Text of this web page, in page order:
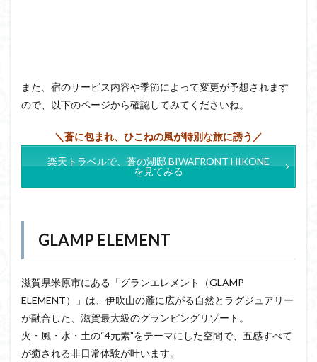
また、宿のサービス内容や季節によって変更が予想されます
ので、以下のページから確認してみてくださいね。
＼蒼に包まれ、ひこねの風が特別な旅に誘う／
楽天トラベルで、蒼の湖邸 BIWAFRONT HIKONE
を見てみる
GLAMP ELEMENT
滋賀県米原市にある「グランエレメント（GLAMP
ELEMENT）」は、伊吹山の麓に広がる自然とラグジュアリー
が融合した、滋賀最大級のグランピングリゾート。
火・風・水・土の“4元素”をテーマにした空間で、五感すべて
が癒される非日常体験が叶います。